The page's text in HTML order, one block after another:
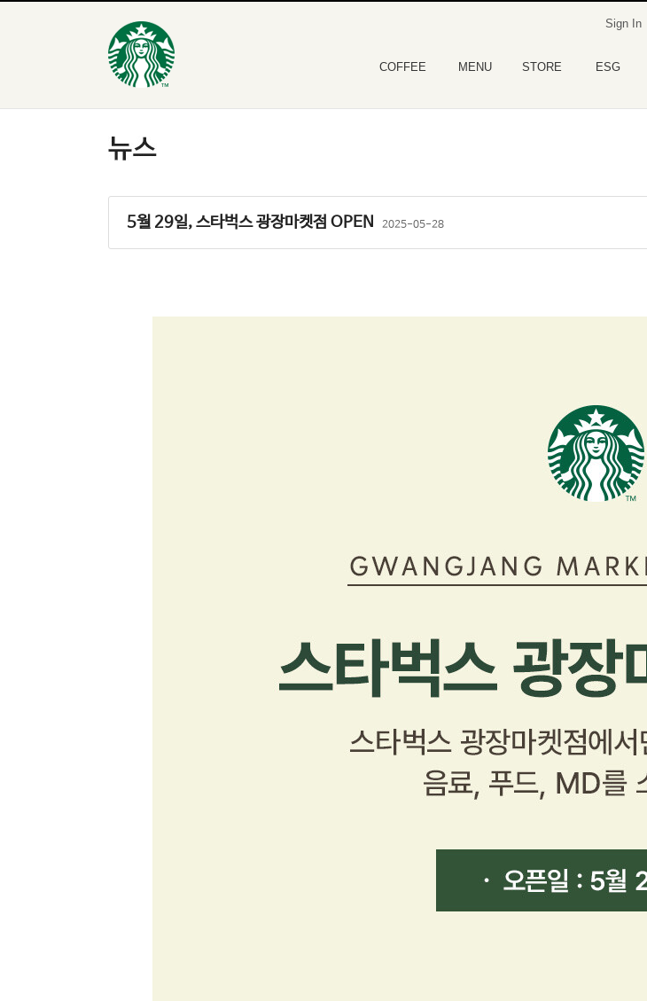
Sign In
COFFEE MENU STORE ESG
5월 29일, 스타벅스 광장마켓점 OPEN 2025-05-28